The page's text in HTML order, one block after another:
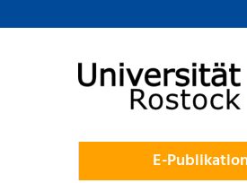
zum Inhalt
E-